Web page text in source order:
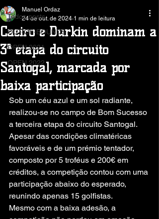
Todos posts
OUT-OF-BOUNDS
OPEN 2021
OPEN 2022
Caeiro e Durkin dominam a
3ª etapa do circuito
Santogal, marcada por
baixa participação
Manuel Ordaz
24 de out. de 2024 1 min de leitura
Sob um céu azul e um sol radiante,
realizou-se no campo de Bom Sucesso
a terceira etapa do circuito Santogal.
Apesar das condições climatéricas
favoráveis e de um prémio tentador,
composto por 5 troféus e 200€ em
créditos, a competição contou com uma
participação abaixo do esperado,
reunindo apenas 15 golfistas.
Mesmo com a baixa adesão, a